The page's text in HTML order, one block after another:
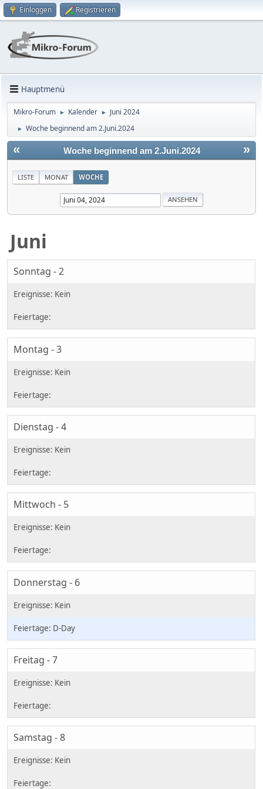
Einloggen Registrieren
Hauptmenü
Mikro-Forum ► Kalender ► Juni 2024
► Woche beginnend am 2.Juni.2024
« »
Woche beginnend am 2.Juni.2024
LISTE MONAT WOCHE
Juni
Sonntag - 2
Montag - 3
Dienstag - 4
Mittwoch - 5
Donnerstag - 6
D-Day
Freitag - 7
Samstag - 8